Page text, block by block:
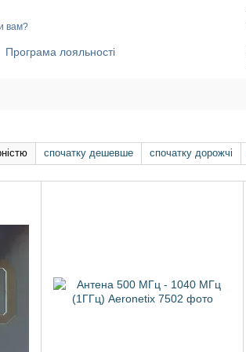
вам?
Програма лояльності
спочатку дешевше спочатку дорожчі